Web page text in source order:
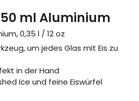
ml Aluminium
0,35 l / 12 oz
um jedes Glas mit Eis zu
in der Hand
Ice und feine Eiswürfel